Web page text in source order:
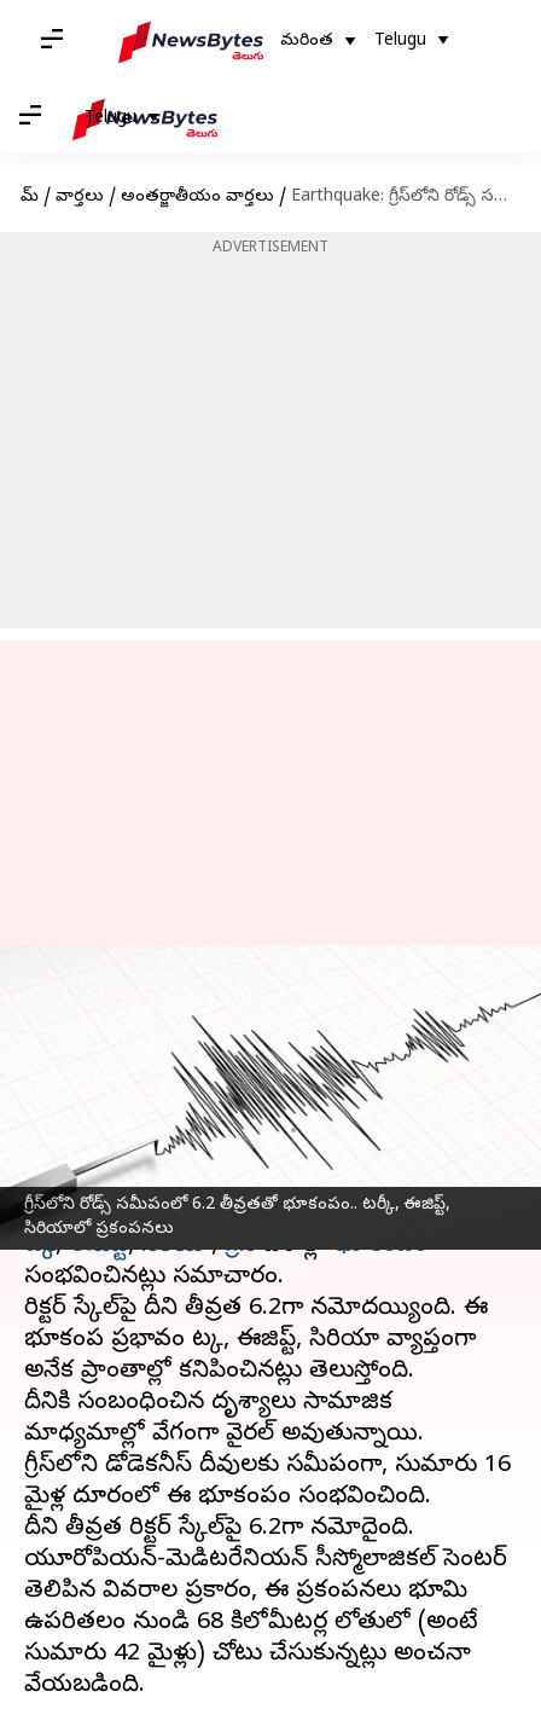
మరింత Telugu
Telugu
హోమ్ / వార్తలు / అంతర్జాతీయం వార్తలు / Earthquake: గ్రీస్‌లోని రోడ్స్ సమీపంలో 6.2 తీవ్రతతో భూకంపం.. టర్కీ, ఈజిప్ట్, సిరియాలో ప్రకంపనలు
ADVERTISEMENT
గ్రీస్‌లోని రోడ్స్ సమీపంలో 6.2 తీవ్రతతో భూకంపం.. టర్కీ, ఈజిప్ట్,
సిరియాలో ప్రకంపనలు
సమీపంలో 6.2 తీవ్రతతో భూకంపం..
టర్కీ, ఈజిప్ట్, సిరియాలో
ప్రకంపనలు
Sirish Praharaju Jun 03, 2025 09:23 am
ఈ వార్తాకథనం ఏంటి
టర్కీ,ఈజిప్ట్,సిరియా,గ్రీస్దేశాల్లోభూకంపం
సంభవించినట్లు సమాచారం.
రిక్టర్ స్కేల్‌పై దీని తీవ్రత 6.2గా నమోదయ్యింది. ఈ
భూకంప ప్రభావం టర్కీ, ఈజిప్ట్, సిరియా వ్యాప్తంగా
అనేక ప్రాంతాల్లో కనిపించినట్లు తెలుస్తోంది.
దీనికి సంబంధించిన దృశ్యాలు సామాజిక
మాధ్యమాల్లో వేగంగా వైరల్ అవుతున్నాయి.
గ్రీస్‌లోని డోడెకనీస్ దీవులకు సమీపంగా, సుమారు 16
మైళ్ల దూరంలో ఈ భూకంపం సంభవించింది.
దీని తీవ్రత రిక్టర్ స్కేల్‌పై 6.2గా నమోదైంది.
యూరోపియన్-మెడిటరేనియన్ సీస్మోలాజికల్ సెంటర్
తెలిపిన వివరాల ప్రకారం, ఈ ప్రకంపనలు భూమి
ఉపరితలం నుండి 68 కిలోమీటర్ల లోతులో (అంటే
సుమారు 42 మైళ్లు) చోటు చేసుకున్నట్లు అంచనా